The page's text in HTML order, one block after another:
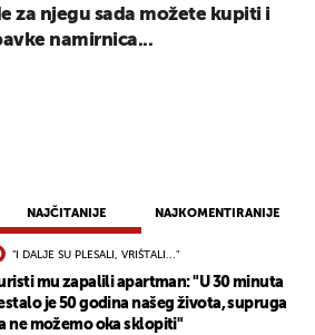
NAJČITANIJE NAJKOMENTIRANIJE
"I DALJE SU PLESALI, VRIŠTALI..."
mu zapalili apartman: "U 30 minuta
je 50 godina našeg života, supruga
ne možemo oka sklopiti"
za njegu sada možete kupiti i
namirnica...